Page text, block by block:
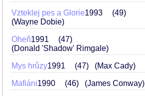
Vzteklej pes a Glorie1993
49
(Wayne Dobie)
Oheň1991
47
(Donald 'Shadow' Rimgale)
Mys hrůzy1991 47 (Max Cady)
Mafiáni1990 46 (James Conway)